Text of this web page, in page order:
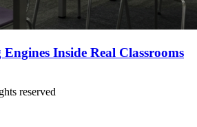
Inside Real Classrooms
reserved